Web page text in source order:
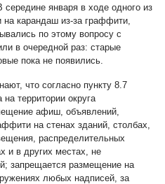
января в ходе одного из
на карандаш из-за граффити,
по этому вопросу с
в очередной раз: старые
пока не появились.
что согласно пункту 8.7
территории округа
афиш, объявлений,
на стенах зданий, столбах,
распределительных
и в других местах, не
запрещается размещение на
любых надписей, за